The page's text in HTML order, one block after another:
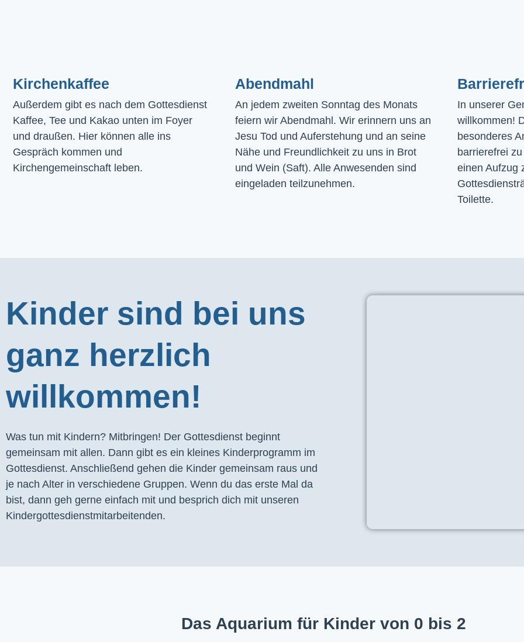
Kirchenkaffee
Außerdem gibt es nach dem Gottesdienst
Kaffee, Tee und Kakao unten im Foyer
und draußen. Hier können alle ins
Gespräch kommen und
Kirchengemeinschaft leben.
Abendmahl​
An jedem zweiten Sonntag des Monats
feiern wir Abendmahl. Wir erinnern uns an
Jesu Tod und Auferstehung und an seine
Nähe und Freundlichkeit zu uns in Brot
und Wein (Saft). Alle Anwesenden sind
eingeladen teilzunehmen.
In unserer
willkommen!
besonderes
barrierefrei
einen Aufzug
Toilette.
Kinder sind bei uns
ganz herzlich
willkommen!
Was tun mit Kindern? Mitbringen! Der Gottesdienst beginnt
gemeinsam mit allen. Dann gibt es ein kleines Kinderprogramm im
Gottesdienst. Anschließend gehen die Kinder gemeinsam raus und
je nach Alter in verschiedene Gruppen. Wenn du das erste Mal da
bist, dann geh gerne einfach mit und besprich dich mit unseren
Kindergottesdienstmitarbeitenden.
Das Aquarium für Kinder von 0 bis 2